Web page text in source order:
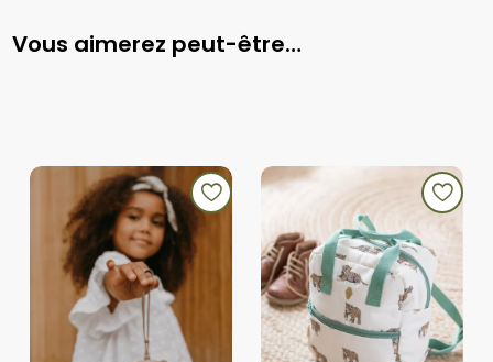
Vous aimerez peut-être…